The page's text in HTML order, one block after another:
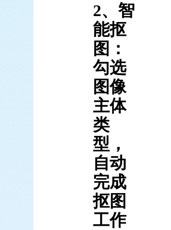
2、智
能抠
图：
勾选
图像
主体
类
型，
自动
完成
抠图
工作